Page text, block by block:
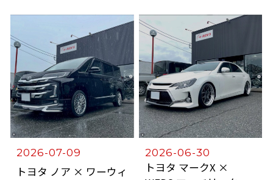
2026-07-09
トヨタ ノア × ワーウィ
2026-06-30
トヨタ マークX ×